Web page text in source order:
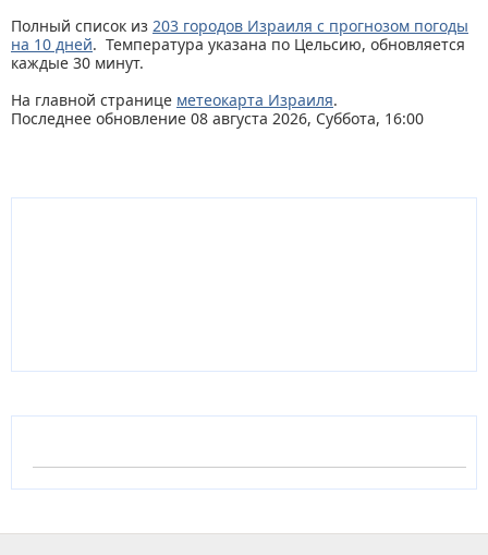
Полный список из 203 городов Израиля с прогнозом погоды
на 10 дней. Температура указана по Цельсию, обновляется
каждые 30 минут.
На главной странице метеокарта Израиля.
Последнее обновление 08 августа 2026, Суббота, 16:00